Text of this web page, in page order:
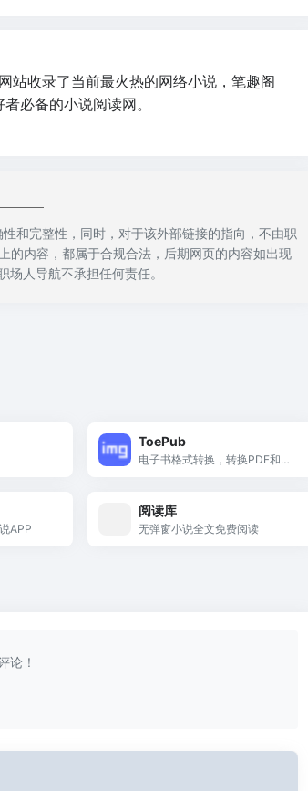
站收录了当前最火热的网络小说，笔趣阁
必备的小说阅读网。
和完整性，同时，对于该外部链接的指向，不由职
内容，都属于合规合法，后期网页的内容如出现
人导航不承担任何责任。
ToePub
电子书格式转换，转换PDF和其
APP
阅读库
无弹窗小说全文免费阅读
论！